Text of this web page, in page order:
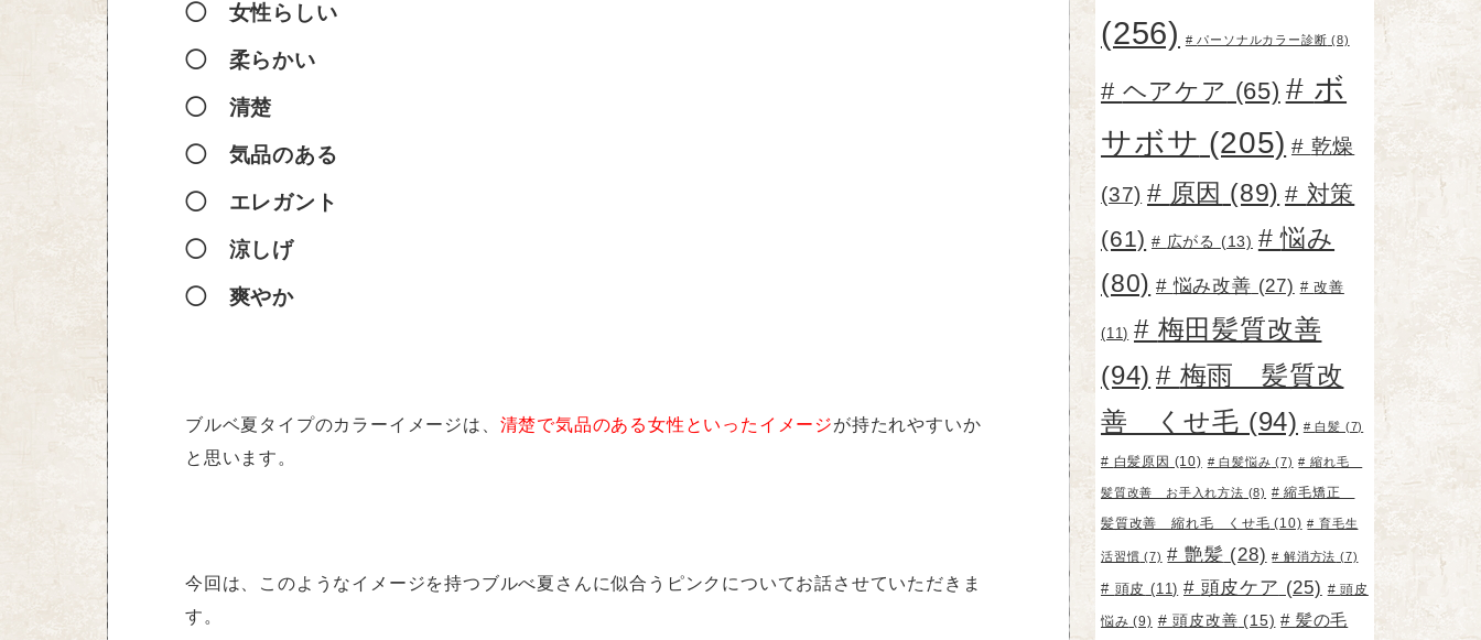
◯ 女性らしい
◯ 柔らかい
◯ 清楚
◯ 気品のある
◯ エレガント
◯ 涼しげ
◯ 爽やか
ブルベ夏タイプのカラーイメージは、 清楚で気品のある女性といったイメージが持たれやすいか
と思います。
今回は、このようなイメージを持つブルべ夏さんに似合うピンクについてお話させていただきま
す。
(256)
パーソナルカラー診断 (8)
ヘアケア (65)
ボ
サボサ (205) 乾燥
(37) 原因 (89)
対策
(61)
広がる (13)
悩み
(80)
悩み改善 (27) 改善
(11)
梅田髪質改善
(94)
梅雨 髪質改
善 くせ毛 (94) 白髪 (7)
白髪原因 (10) 白髪悩み (7) 縮れ毛
髪質改善 お手入れ方法 (8)
縮毛矯正
髪質改善 縮れ毛 くせ毛 (10) 育毛生
活習慣 (7) 艶髪 (28) 解消方法 (7)
頭皮 (11) 頭皮ケア (25) 頭皮
悩み (9) 頭皮改善 (15) 髪の毛